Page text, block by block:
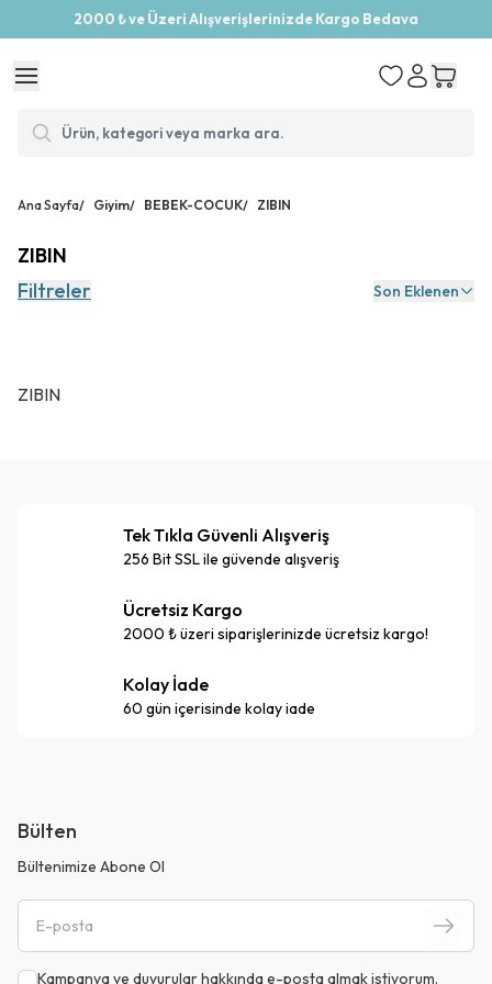
2000 ₺ ve Üzeri Alışverişlerinizde Kargo Bedava
Ana Sayfa/ Giyim/ BEBEK-COCUK/ ZIBIN
ZIBIN
Filtreler
Son Eklenen
ZIBIN
Tek Tıkla Güvenli Alışveriş
256 Bit SSL ile güvende alışveriş
Ücretsiz Kargo
2000 ₺ üzeri siparişlerinizde ücretsiz kargo!
Kolay İade
60 gün içerisinde kolay iade
Bülten
Bültenimize Abone Ol
Kampanya ve duyurular hakkında e-posta almak istiyorum.